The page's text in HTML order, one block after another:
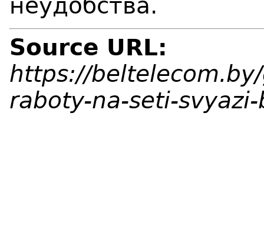
неудобства.
Source URL:
https://
raboty-na-seti-